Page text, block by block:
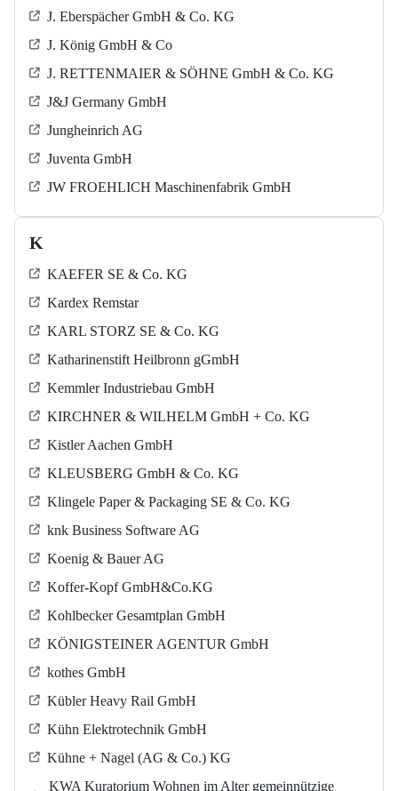
J. Eberspächer GmbH & Co. KG
J. König GmbH & Co
J. RETTENMAIER & SÖHNE GmbH & Co. KG
J&J Germany GmbH
Jungheinrich AG
Juventa GmbH
JW FROEHLICH Maschinenfabrik GmbH
K
KAEFER SE & Co. KG
Kardex Remstar
KARL STORZ SE & Co. KG
Katharinenstift Heilbronn gGmbH
Kemmler Industriebau GmbH
KIRCHNER & WILHELM GmbH + Co. KG
Kistler Aachen GmbH
KLEUSBERG GmbH & Co. KG
Klingele Paper & Packaging SE & Co. KG
knk Business Software AG
Koenig & Bauer AG
Koffer-Kopf GmbH&Co.KG
Kohlbecker Gesamtplan GmbH
KÖNIGSTEINER AGENTUR GmbH
kothes GmbH
Kübler Heavy Rail GmbH
Kühn Elektrotechnik GmbH
Kühne + Nagel (AG & Co.) KG
KWA Kuratorium Wohnen im Alter gemeinnützige